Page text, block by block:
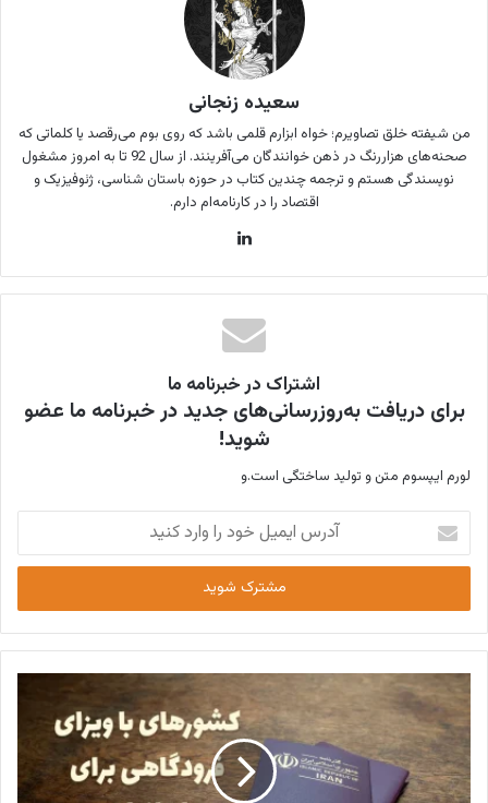
سعیده زنجانی
من شیفته خلق تصاویرم؛ خواه ابزارم قلمی باشد که روی بوم می‌رقصد یا کلماتی که
صحنه‌های هزاررنگ در ذهن خوانندگان می‌آفرینند. از سال 92 تا به امروز مشغول
نویسندگی هستم و ترجمه چندین کتاب در حوزه باستان شناسی، ژئوفیزیک و
اقتصاد را در کارنامه‌ام دارم.
اشتراک در خبرنامه ما
برای دریافت به‌روزرسانی‌های جدید در خبرنامه ما عضو
شوید!
لورم ایپسوم متن و تولید ساختگی است.و
آدرس
ایمیل
خود
وارد
کنید